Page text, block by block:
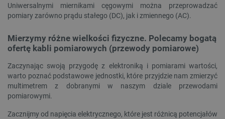
Uniwersalnymi miernikami cęgowymi można przeprowadzać
pomiary zarówno prądu stałego (DC), jak i zmiennego (AC).
Mierzymy różne wielkości fizyczne. Polecamy bogatą
ofertę kabli pomiarowych (przewody pomiarowe)
Zaczynając swoją przygodę z elektroniką i pomiarami wartości,
warto poznać podstawowe jednostki, które przyjdzie nam zmierzyć
multimetrem z dobranymi w naszym dziale przewodami
pomiarowymi.
Zacznijmy od napięcia elektrycznego, które jest różnicą potencjałów